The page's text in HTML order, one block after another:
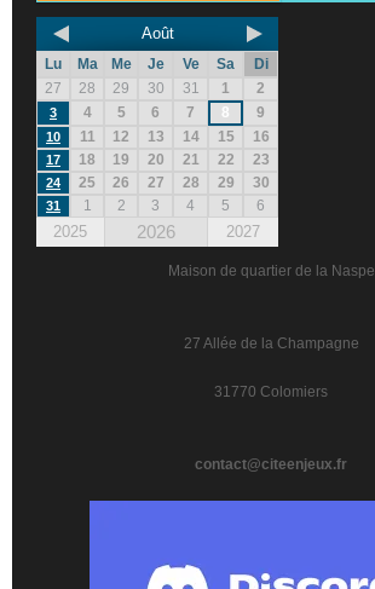
Août
Lu Ma Me Je Ve Sa
Di
27
28 29 30 31 1 2
3 4 5 6 7 8 9
10 11 12 13 14 15 16
17 18 19 20 21 22 23
24 25 26 27 28 29 30
31 1 2 3 4 5 6
2025 2026 2027
Maison de quartier de la Naspe
27 Allée de la Champagne
31770 Colomiers
contact@citeenjeux.fr